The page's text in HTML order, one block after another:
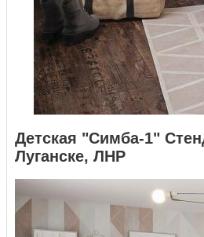
Детская "Симба-1"
Луганске, ЛНР